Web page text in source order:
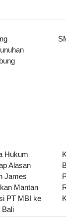
Hukum
Alasan
James
Mantan
PT MBI ke
Bali